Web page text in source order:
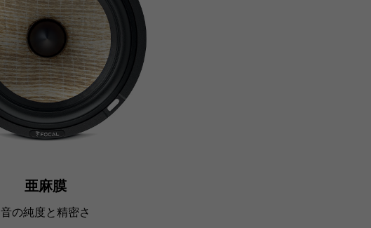
亜麻膜
音の純度と精密さ